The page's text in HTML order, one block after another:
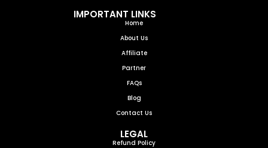
IMPORTANT LINKS
Home
About Us
Affiliate
Partner
FAQs
Blog
Contact Us
LEGAL
Refund Policy